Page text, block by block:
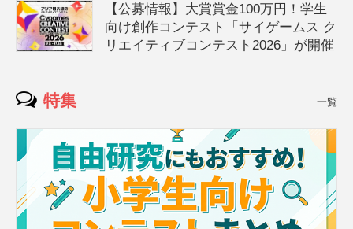
【公募情報】大賞賞金100万円！学生
向け創作コンテスト「サイゲームス ク
リエイティブコンテスト2026」が開催
特集 一覧